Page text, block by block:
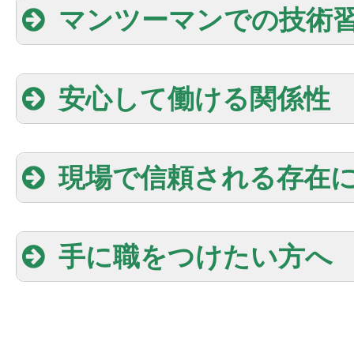
マンツーマンでの技術
安心して働ける関係性
現場で信頼される存在
手に職をつけたい方へ